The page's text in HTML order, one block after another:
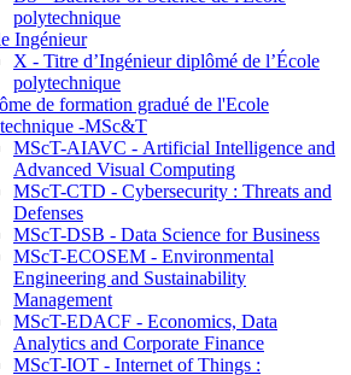
polytechnique
Ingénieur
X - Titre d’Ingénieur diplômé de l’École
polytechnique
de formation gradué de l'Ecole
-MSc&T
MScT-AIAVC - Artificial Intelligence and
Advanced Visual Computing
MScT-CTD - Cybersecurity : Threats and
Defenses
MScT-DSB - Data Science for Business
MScT-ECOSEM - Environmental
Engineering and Sustainability
Management
MScT-EDACF - Economics, Data
Analytics and Corporate Finance
MScT-IOT - Internet of Things :